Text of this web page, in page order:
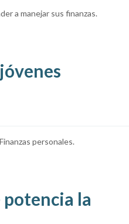
a manejar sus finanzas.
personales.
la